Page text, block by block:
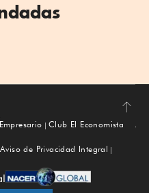
Subir
Club El Economista
Aviso de Privacidad Integral